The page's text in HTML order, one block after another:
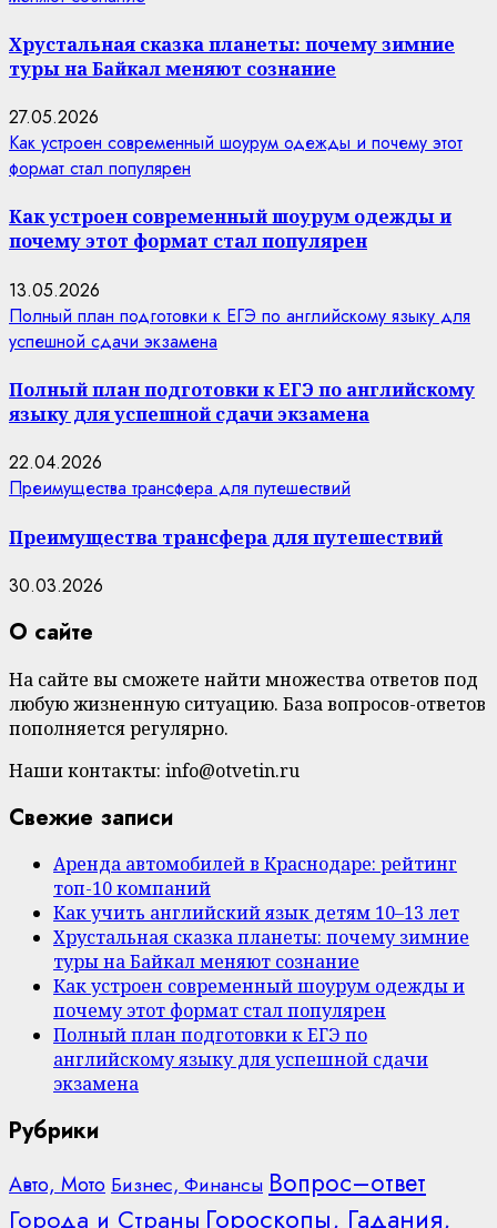
Хрустальная сказка планеты: почему зимние
туры на Байкал меняют сознание
27.05.2026
Как устроен современный шоурум одежды и почему этот
формат стал популярен
Как устроен современный шоурум одежды и
почему этот формат стал популярен
13.05.2026
Полный план подготовки к ЕГЭ по английскому языку для
успешной сдачи экзамена
Полный план подготовки к ЕГЭ по английскому
языку для успешной сдачи экзамена
22.04.2026
Преимущества трансфера для путешествий
Преимущества трансфера для путешествий
30.03.2026
О сайте
На сайте вы сможете найти множества ответов под
любую жизненную ситуацию. База вопросов-ответов
пополняется регулярно.
Наши контакты: info@otvetin.ru
Свежие записи
Аренда автомобилей в Краснодаре: рейтинг
топ-10 компаний
Как учить английский язык детям 10–13 лет
Хрустальная сказка планеты: почему зимние
туры на Байкал меняют сознание
Как устроен современный шоурум одежды и
почему этот формат стал популярен
Полный план подготовки к ЕГЭ по
английскому языку для успешной сдачи
экзамена
Рубрики
Авто, МотоБизнес, Финансы Вопрос–ответ
Города и Страны Гороскопы, Гадания,